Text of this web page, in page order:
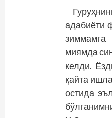
адабиёти
зиммамга
миямда
келди.
қайта
остида